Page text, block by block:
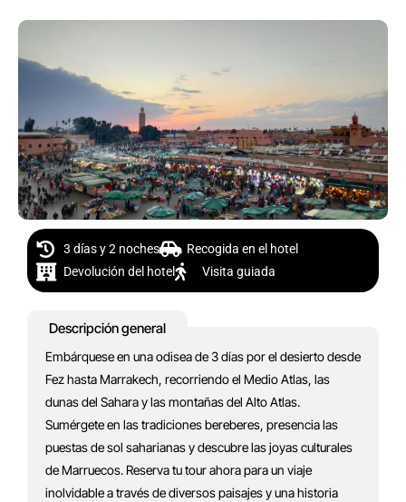
3 días y 2 noches
Recogida en el hotel
Devolución del hotel
Visita guiada
Descripción general
Embárquese en una odisea de 3 días por el desierto desde
Fez hasta Marrakech, recorriendo el Medio Atlas, las
dunas del Sahara y las montañas del Alto Atlas.
Sumérgete en las tradiciones bereberes, presencia las
puestas de sol saharianas y descubre las joyas culturales
de Marruecos. Reserva tu tour ahora para un viaje
inolvidable a través de diversos paisajes y una historia